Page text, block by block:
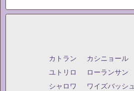
カトラン カシニョール
ユトリロ
ローランサン
シャロワ
ワイズバッシュ